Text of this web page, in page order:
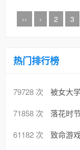
‹‹ ‹ 2 3
热门排行榜
79728 次
被女大
71858 次
落花时
61182 次
致命游